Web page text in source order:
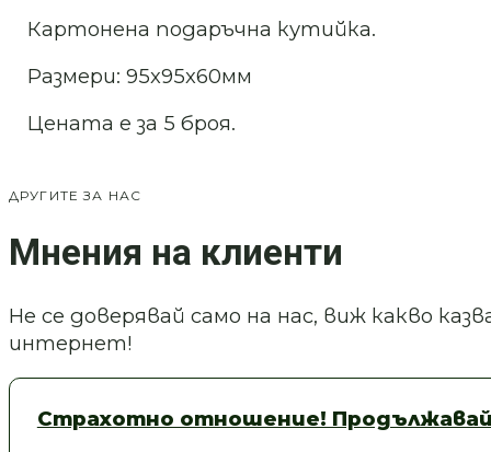
Картонена подаръчна кутийка.
Размери: 95x95x60мм
Цената е за 5 броя.
ДРУГИТЕ ЗА НАС
Мнения на клиенти
Не се доверявай само на нас, виж какво
интернет!
Страхотно отношение!